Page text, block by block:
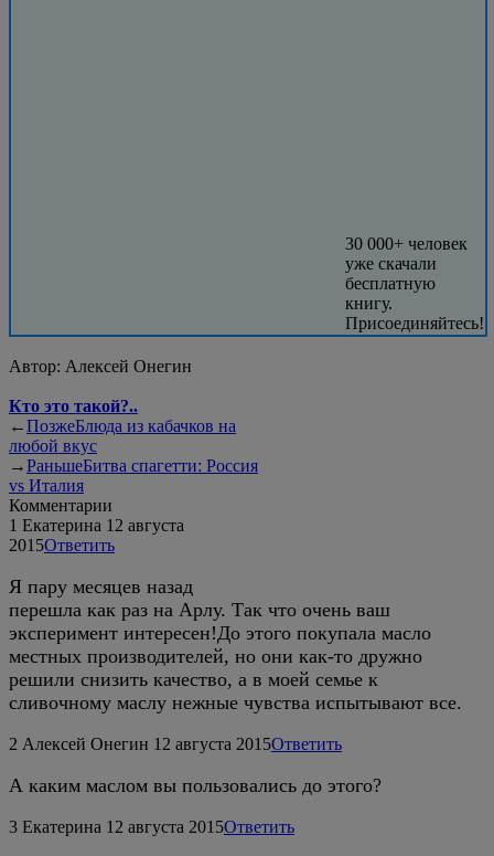
30 000+ человек
уже скачали
бесплатную
книгу.
Присоединяйтесь!
Автор: Алексей Онегин
Кто это такой?..
←ПозжеБлюда из кабачков на
любой вкус
→РаньшеБитва спагетти: Россия
vs Италия
Комментарии
1 Екатерина 12 августа
2015Ответить
Я пару месяцев назад
перешла как раз на Арлу. Так что очень ваш
эксперимент интересен!До этого покупала масло
местных производителей, но они как-то дружно
решили снизить качество, а в моей семье к
сливочному маслу нежные чувства испытывают все.
2 Алексей Онегин 12 августа 2015Ответить
А каким маслом вы пользовались до этого?
3 Екатерина 12 августа 2015Ответить